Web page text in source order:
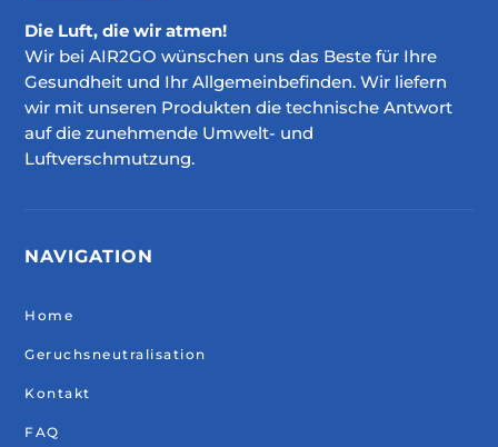
Die Luft, die wir atmen!
Wir bei AIR2GO wünschen uns das Beste für Ihre
Gesundheit und Ihr Allgemeinbefinden. Wir liefern
wir mit unseren Produkten die technische Antwort
auf die zunehmende Umwelt- und
Luftverschmutzung.
NAVIGATION
Home
Geruchsneutralisation
Kontakt
FAQ